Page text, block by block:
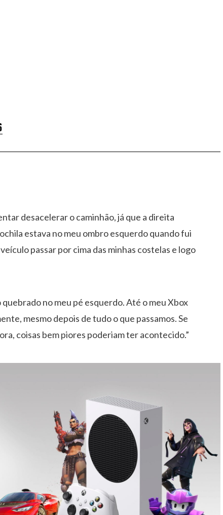
desacelerar o caminhão, já que a direita
estava no meu ombro esquerdo quando fui
passar por cima das minhas costelas e logo
no meu pé esquerdo. Até o meu Xbox
mesmo depois de tudo o que passamos. Se
coisas bem piores poderiam ter acontecido.”